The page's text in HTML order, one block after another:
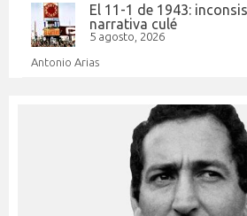
El 11-1 de 1943:
narrativa culé
5 agosto, 2026
Antonio Arias